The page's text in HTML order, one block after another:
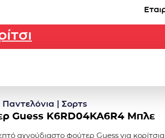
Παντελόνια | Σορτς
Guess K6RD04KA6R4 Μπλε
αχνούδιαστο φούτερ Guess για κορίτσια